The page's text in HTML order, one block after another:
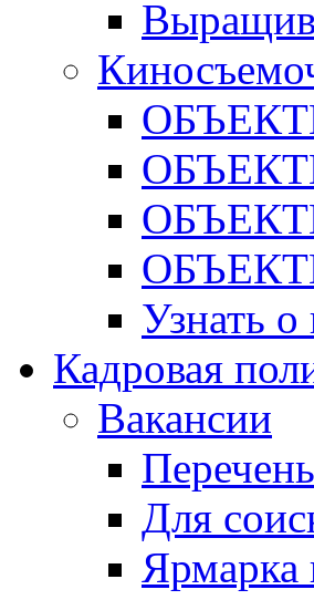
Узнать о
Кадровая
Вакансии
Для
Ярмарка